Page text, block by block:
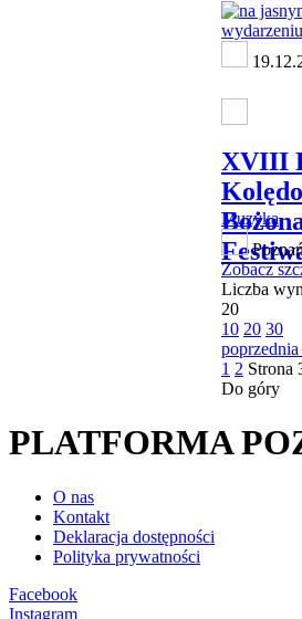
XVIII
Muzyka
Zobacz
Liczba
20
10 20 30
poprzednia
1 2 Strona
Do góry
PLATFORMA
O nas
Kontakt
Deklaracja dostępności
Polityka prywatności
Facebook
Instagram